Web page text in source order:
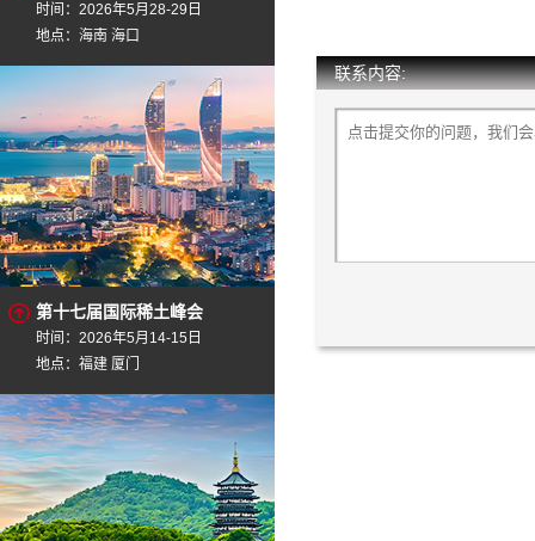
时间：2026年5月28-29日
地点：海南 海口
第十七届国际稀土峰会
时间：2026年5月14-15日
地点：福建 厦门
联系内容: